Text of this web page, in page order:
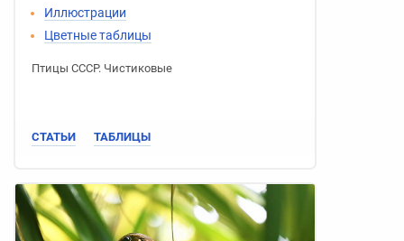
Иллюстрации
Цветные таблицы
Птицы СССР. Чистиковые
СТАТЬИ ТАБЛИЦЫ